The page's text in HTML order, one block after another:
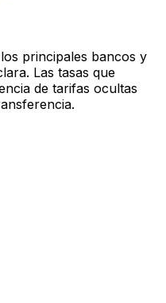
principales bancos y
Las tasas que
de tarifas ocultas